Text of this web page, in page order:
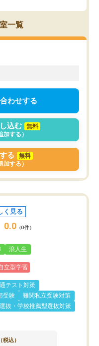
一覧
わせする
込む
無料
加する）
る
無料
加する）
く見る
0.0 （0件）
浪人生
立型学習
テスト対策
受験
難関私立受験対策
抜・学校推薦型選抜対策
（税込）